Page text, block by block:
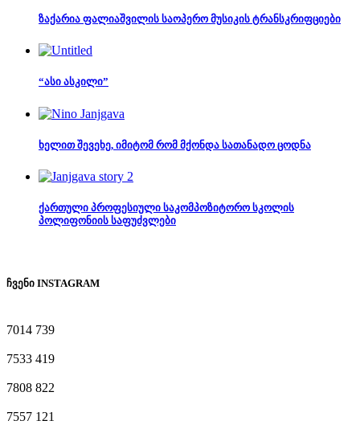
ზაქარია ფალიაშვილის საოპერო მუსიკის ტრანსკრიფციები
“ასი ასკილი”
ხელით შევეხე, იმიტომ რომ მქონდა სათანადო ცოდნა
ქართული პროფესიული საკომპოზიტორო სკოლის
პოლიფონიის საფუძვლები
ჩვენი INSTAGRAM
7014 739
7533 419
7808 822
7557 121